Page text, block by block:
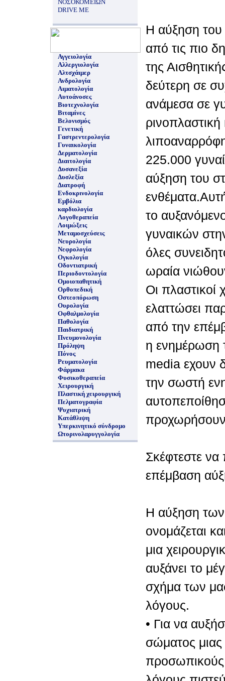
ΝΟΣΟΚΟΜΕΙΩΝ
DRIVE ME
Αγγειολογία
Αλλεργιολογία
Αλτσχάιμερ
Ανδρολογία
Αιματολογία
Αυτοάνοσες
Βιοτεχνολογία
Βιταμίνες
Βελονισμός
Γενετική
Γαστρεντερολογία
Γυναικολογία
Δερματολογία
Διαιτολογία
Δυσανεξία
Δυσλεξία
Διατροφή
Ενδοκρινολογία
Εμβόλια
καρδιολογία
Λογοθεραπεία
Λοιμώξεις
Μεταμοσχεύσεις
Νευρολογία
Νεφρολογία
Ογκολογία
Οδοντιατρική
Περιοδοντολογία
Ομοιοπαθητική
Ορθοπεδική
Οστεοπόρωση
Ουρολογία
Οφθαλμολογία
Παθολογία
Παιδιατρική
Πνευμονολογία
Πρόληψη
Πόνος
Ρευματολογία
Φάρμακα
Φυσικοθεραπεία
Χειρουργική
Πλαστική χειρουργική
Πελματογραφία
Ψυχιατρική
Κατάθλιψη
Υπερκινητικό σύνδρομο
Ωτορινολαρυγγολογία
Η αύξηση του
από τις πιο
της
δεύτερη σε
ανάμεσα σε
ρινοπλαστική
225.000
αύξηση του
το
γυναικών
όλες
ωραία
Οι πλαστικοί
ελαττώσει
από την
η ενημέρωση
media εχουν
την σωστή
Σκέφτεστε
επέμβαση
Η αύξηση των
ονομάζεται
μια
αυξάνει το
σχήμα των
λόγους.
• Για να
σώματος μιας
προσωπικούς